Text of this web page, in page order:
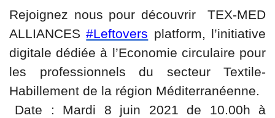
Rejoignez nous pour découvrir TEX-MED
ALLIANCES#Leftovers platform, l’initiative
digitale dédiée à l’Economie circulaire pour
les professionnels du secteur Textile-
Habillement de la région Méditerranéenne.
Date : Mardi 8 juin 2021 de 10.00h à